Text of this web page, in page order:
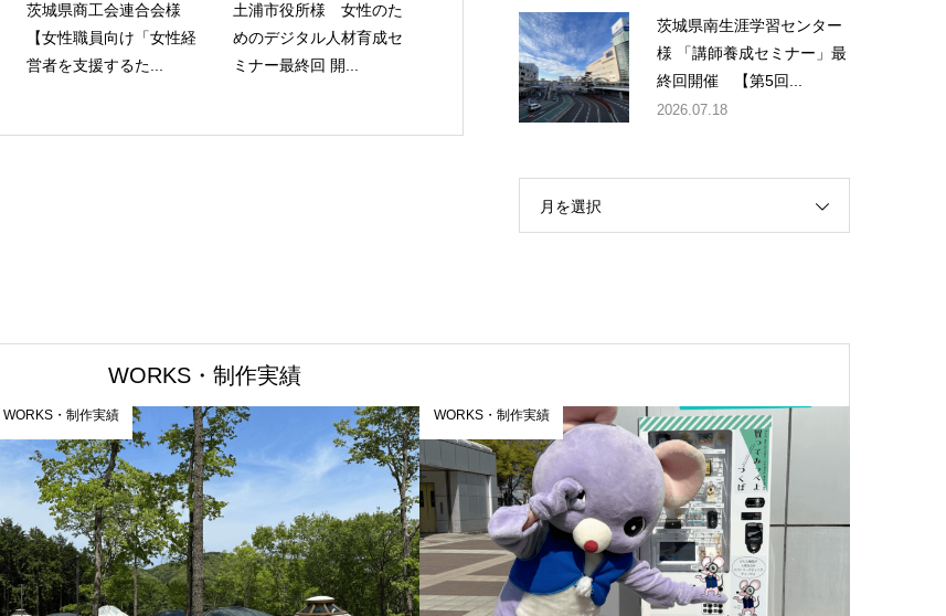
茨城県商工会連合会様
【女性職員向け「女性経
営者を支援するた...
土浦市役所様 女性のた
めのデジタル人材育成セ
ミナー最終回 開...
茨城県南生涯学習センター
様 「講師養成セミナー」最
終回開催 【第5回...
2026.07.18
月を選択
WORKS・制作実績
WORKS・制作実績 WORKS・制作実績